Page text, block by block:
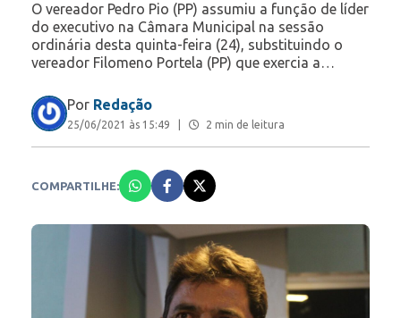
O vereador Pedro Pio (PP) assumiu a função de líder
do executivo na Câmara Municipal na sessão
ordinária desta quinta-feira (24), substituindo o
vereador Filomeno Portela (PP) que exercia a…
Por Redação
25/06/2021 às 15:49 2 min de leitura
COMPARTILHE: